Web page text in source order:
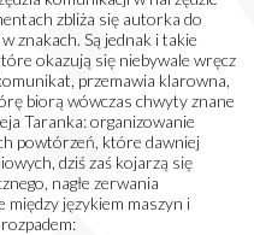
zbliża się autorka do
znakach. Są jednak i takie
okazują się niebywale wręcz
przemawia klarowna,
biorą wówczas chwyty znane
Taranka: organizowanie
powtórzeń, które dawniej
dziś zaś kojarzą się
nagłe zerwania
językiem maszyn i